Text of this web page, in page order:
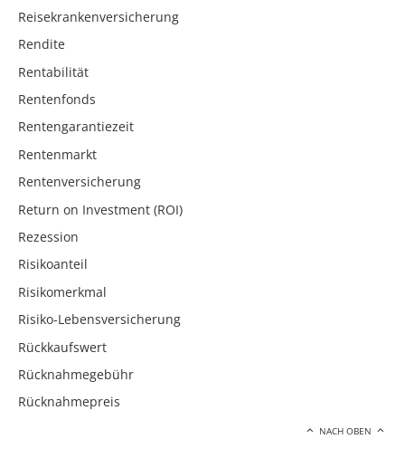
Reisekrankenversicherung
Rendite
Rentabilität
Rentenfonds
Rentengarantiezeit
Rentenmarkt
Rentenversicherung
Return on Investment (ROI)
Rezession
Risikoanteil
Risikomerkmal
Risiko-Lebensversicherung
Rückkaufswert
Rücknahmegebühr
Rücknahmepreis
NACH OBEN